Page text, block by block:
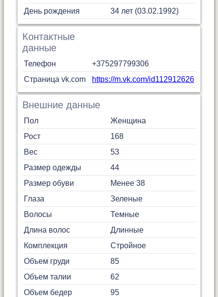
День рождения 34 лет (03.02.1992)
Контактные
данные
Телефон
+375297799306
Страница vk.com
https://m.vk.com/id112912626
Внешние данные
Пол
Женщина
Рост
168
Вес
53
Размер одежды
44
Размер обуви
Менее 38
Глаза
Зеленые
Волосы
Темные
Длина волос
Длинные
Комплекция
Стройное
Объем груди
85
Объем талии
62
Объем бедер
95